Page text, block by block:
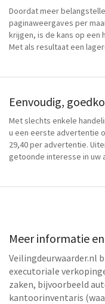
Doordat meer
paginaweergaves per
krijgen, is de kans op een
Met als resultaat een
Eenvoudig,
Met slechts enkele
u een eerste advertentie
29,40 per advertentie.
getoonde interesse in uw
Meer informatie
Veilingdeurwaarder.nl
executoriale
zaken, bijvoorbeeld
kantoorinventaris